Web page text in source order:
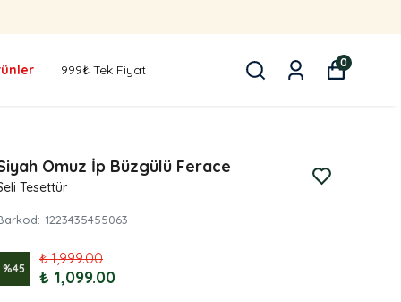
999₺ Tek Fiyat 0
Omuz İp Büzgülü Ferace
Tesettür
: 1223435455063
%45
₺ 1,999.00
₺ 1,099.00